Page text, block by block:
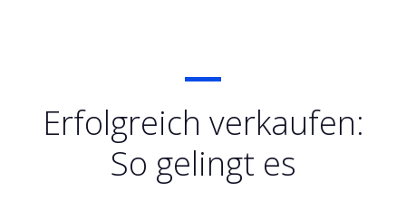
Erfolgreich verkaufen:
So gelingt es